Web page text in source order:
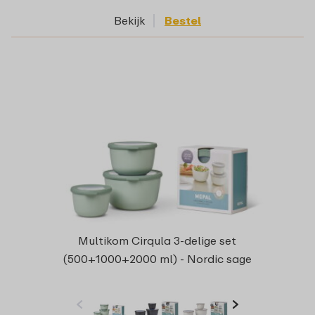
Bekijk Bestel
Multikom Cirqula 3-delige set
(500+1000+2000 ml) - Nordic sage